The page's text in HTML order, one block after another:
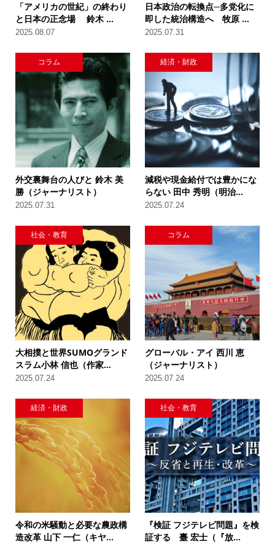
「アメリカの世紀」の終わり
と日本の正念場 鈴木 ...
2025.08.07
日本政治の転換点─多党化に
即した統治構造へ 牧原 ...
2025.07.31
コラム
外交裏舞台の人びと 鈴木 美
勝（ジャーナリスト）
2025.07.31
経済・財政
減税や現金給付では豊かにな
らない 田中 秀明（明治...
2025.07.24
社会・教育
大相撲と世界SUMOグランド
スラム小林 信也（作家...
2025.07.24
コラム
グローバル・アイ 西川 恵
（ジャーナリスト）
2025.07.24
経済・財政
令和の米騒動と必要な農政構
造改革 山下 一仁（キヤ...
社会・教育
『検証 フジテレビ問題』を検
証する 臺 宏士（『放...